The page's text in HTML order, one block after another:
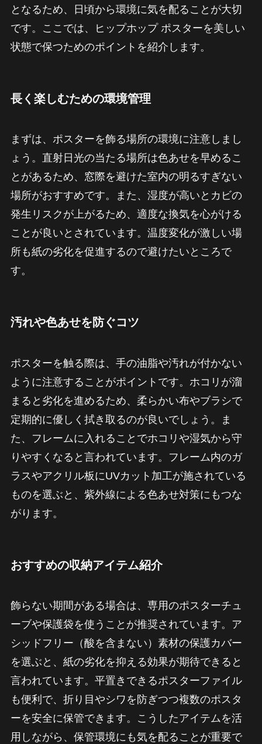
となるため、日頃から環境に気を配ることが大切
です。ここでは、ヒップホップ ポスターを美しい
状態で保つためのポイントを紹介します。
長く楽しむための環境管理
まずは、ポスターを飾る場所の環境に注意しまし
ょう。直射日光の当たる場所は色あせを早めるこ
とがあるため、窓際を避けた室内の明るすぎない
場所がおすすめです。また、湿度が高いとカビの
発生リスクが上がるため、適度な換気を心がける
ことが良いとされています。温度変化が激しい場
所も紙の劣化を促進するので避けたいところで
す。
汚れや色あせを防ぐコツ
ポスターを触る際は、手の油脂や汚れが付かない
ように注意することがポイントです。ホコリが溜
まると劣化を進めるため、柔らかい布やブラシで
定期的に優しく拭き取るのが良いでしょう。ま
た、フレームに入れることでホコリや湿気から守
りやすくなると言われています。フレーム内のガ
ラスやアクリル板にUVカット加工が施されている
ものを選ぶと、紫外線による色あせ対策にもつな
がります。
おすすめの収納アイテム紹介
飾らない期間がある場合は、専用のポスターチュ
ーブや保護袋を使うことが推奨されています。ア
シッドフリー（酸を含まない）素材の保護カバー
を選ぶと、紙の劣化を抑える効果が期待できると
言われています。平置きできるポスターファイル
も便利で、折り目やシワを防ぎつつ複数のポスタ
ーを安全に保管できます。こうしたアイテムを活
用しながら、保管環境にも気を配ることが重要で